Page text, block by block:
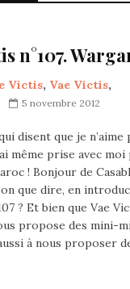
n°107.
Victis, Vae Victis,
5 novembre 2012
disent que je n’aime
même prise avec
! Bonjour de
que dire, en
? Et bien que Vae
propose des mini-
à nous proposer